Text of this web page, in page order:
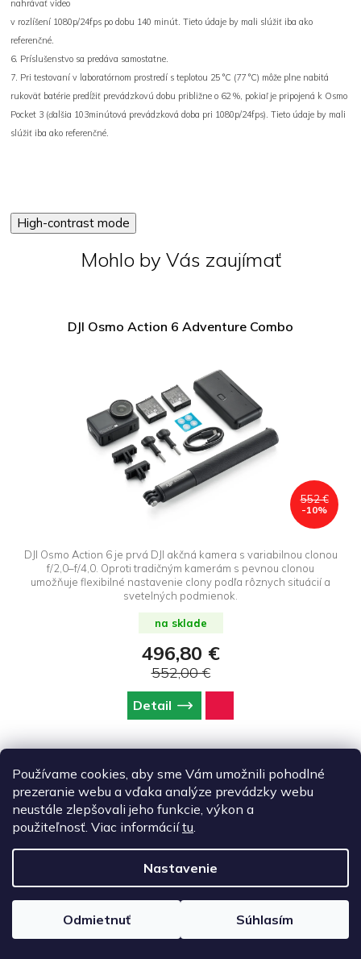
Používame cookies, aby sme Vám umožnili pohodlné
prezeranie webu a vďaka analýze prevádzky webu
neustále zlepšovali jeho funkcie, výkon a
použiteľnosť. Viac informáciítu.
Nastavenie
Odmietnuť Súhlasím
nahrávať video
v rozlíšení 1080p/24fps po dobu 140 minút. Tieto údaje by mali slúžiť iba ako
referenčné.
6. Príslušenstvo sa predáva samostatne.
7. Pri testovaní v laboratórnom prostredí s teplotou 25 °C (77 °C) môže plne nabitá
rukoväť batérie predĺžiť prevádzkovú dobu približne o 62 %, pokiaľ je pripojená k Osmo
Pocket 3 (ďalšia 103minútová prevádzková doba pri 1080p/24fps). Tieto údaje by mali
slúžiť iba ako referenčné.
High-contrast mode
Mohlo by Vás zaujímať
DJI Osmo Action 6 Adventure Combo
552 €
-10%
DJI Osmo Action 6 je prvá DJI akčná kamera s variabilnou clonou
f/2,0–f/4,0. Oproti tradičným kamerám s pevnou clonou
umožňuje flexibilné nastavenie clony podľa rôznych situácií a
svetelných podmienok.
na sklade
496,80 €
552,00 €
Detail
DJI Osmo Pocket 4 Creator Combo